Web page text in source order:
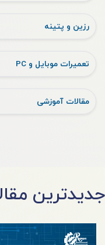
رزین و پتینه
تعمیرات موبایل و PC
مقالات آموزشی
جدیدترین